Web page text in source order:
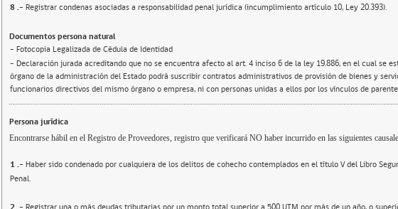
8.- Registrar condenas asociadas a responsabilidad penal jurídica (incumplimiento artículo 10, Ley 20.393).
Documentos persona natural
- Fotocopia Legalizada de Cédula de Identidad
- Declaración jurada acreditando que no se encuentra afecto al art. 4 inciso 6 de la ley 19.886, en el cual se
órgano de la administración del Estado podrá suscribir contratos administrativos de provisión de bienes y
funcionarios directivos del mismo órgano o empresa, ni con personas unidas a ellos por los vínculos de
Persona jurídica
Encontrarse hábil en el Registro de Proveedores, registro que verificará NO haber incurrido en las siguientes
1.- Haber sido condenado por cualquiera de los delitos de cohecho contemplados en el título V del Libro
Penal.